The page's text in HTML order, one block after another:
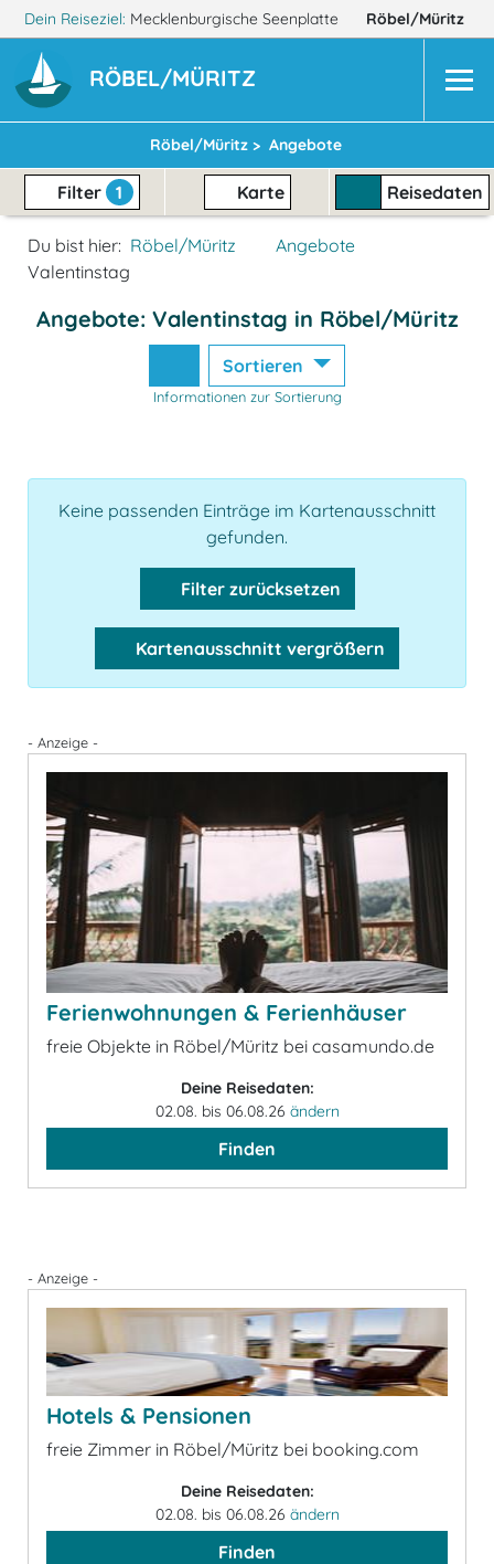
Dein Reiseziel: Mecklenburgische Seenplatte Röbel/Müritz
RÖBEL/MÜRITZ
Röbel/Müritz > Angebote
Filter 1 Karte Reisedaten
Du bist hier: Röbel/Müritz
Angebote
Valentinstag
Angebote: Valentinstag in Röbel/Müritz
Sortieren
Informationen zur Sortierung
Keine passenden Einträge im Kartenausschnitt
gefunden.
Filter zurücksetzen
Kartenausschnitt vergrößern
- Anzeige -
Ferienwohnungen & Ferienhäuser
freie Objekte in Röbel/Müritz bei casamundo.de
Deine Reisedaten:
02.08. bis 06.08.26 ändern
Finden
- Anzeige -
Hotels & Pensionen
freie Zimmer in Röbel/Müritz bei booking.com
Deine Reisedaten:
02.08. bis 06.08.26 ändern
Finden